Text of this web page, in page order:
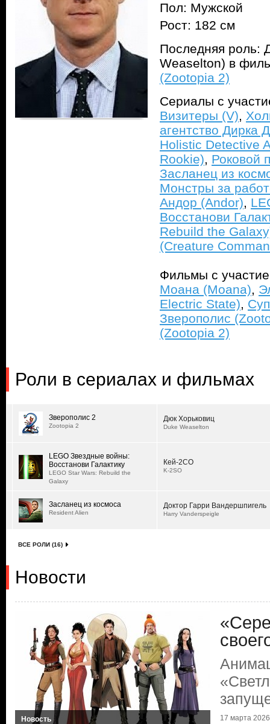
Пол: Мужской
Рост: 182 см
Последняя роль:
Weaselton) в
(Zootopia 2)
Сериалы с
Визитеры (V),
агентство Дирка
Holistic Detective
Rookie), Роковой
Засланец из
Монстры за
Андор (Andor),
Восстанови
Rebuild the
(Creature
Фильмы с
Моана (Moana),
Electric State),
Зверополис
(Zootopia 2)
Роли в сериалах и фильмах
Зверополис 2
Zootopia 2
Дюк Хорьковиц
Duke Weaselton
LEGO Звездные войны:
Восстанови Галактику
LEGO Star Wars: Rebuild the
Galaxy
Кей-2СО
K-2SO
Засланец из космоса
Resident Alien
Доктор Гарри Вандершпигель
Harry Vanderspeigle
ВСЕ РОЛИ (16)
Новости
Новость 17 марта 2026